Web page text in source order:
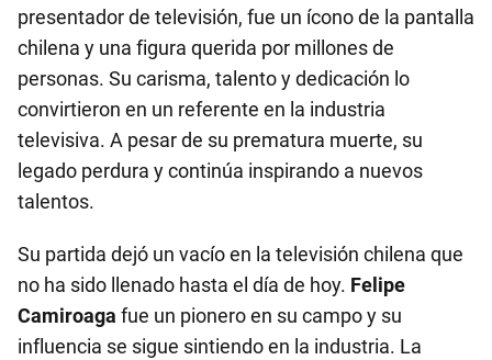
presentador de televisión, fue un ícono de la pantalla
chilena y una figura querida por millones de
personas. Su carisma, talento y dedicación lo
convirtieron en un referente en la industria
televisiva. A pesar de su prematura muerte, su
legado perdura y continúa inspirando a nuevos
talentos.
Su partida dejó un vacío en la televisión chilena que
no ha sido llenado hasta el día de hoy. Felipe
Camiroaga fue un pionero en su campo y su
influencia se sigue sintiendo en la industria. La